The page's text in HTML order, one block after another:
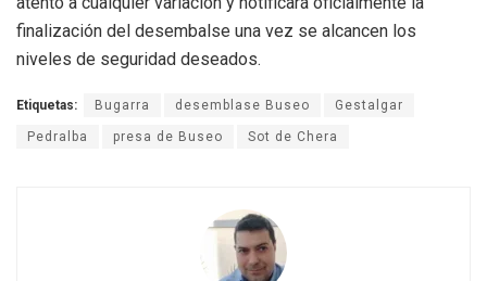
finalización del desembalse una vez se alcancen los
niveles de seguridad deseados.
Etiquetas: Bugarra desemblase Buseo Gestalgar
Pedralba presa de Buseo Sot de Chera